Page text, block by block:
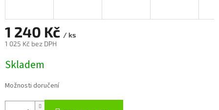
1 240 Kč / ks
1 025 Kč bez DPH
cena:
Skladem
Možnosti doručení